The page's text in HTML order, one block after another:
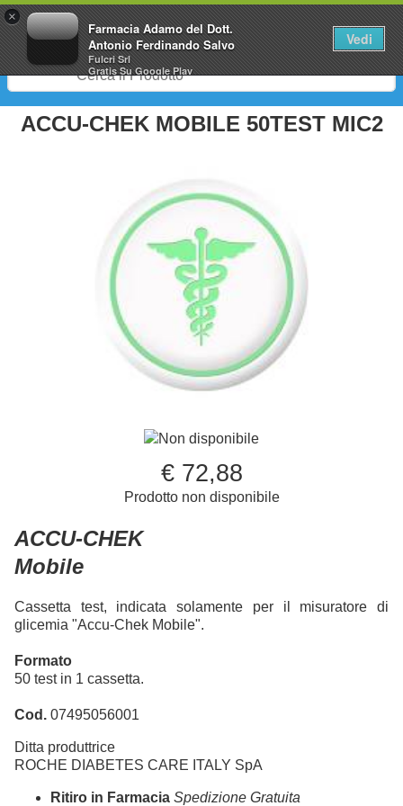
×
Farmacia Adamo del Dott.
Antonio Ferdinando Salvo
Fulcri Srl
GratisSu Google Play
Vedi
0
ACCU-CHEK MOBILE 50TEST MIC2
Non disponibile
€ 72,88
Prodotto non disponibile
ACCU-CHEK
Mobile
Cassetta test, indicata solamente per il misuratore di
glicemia "Accu-Chek Mobile".
Formato
50 test in 1 cassetta.
Cod. 07495056001
Ditta produttrice
ROCHE DIABETES CARE ITALY SpA
Ritiro in Farmacia Spedizione Gratuita